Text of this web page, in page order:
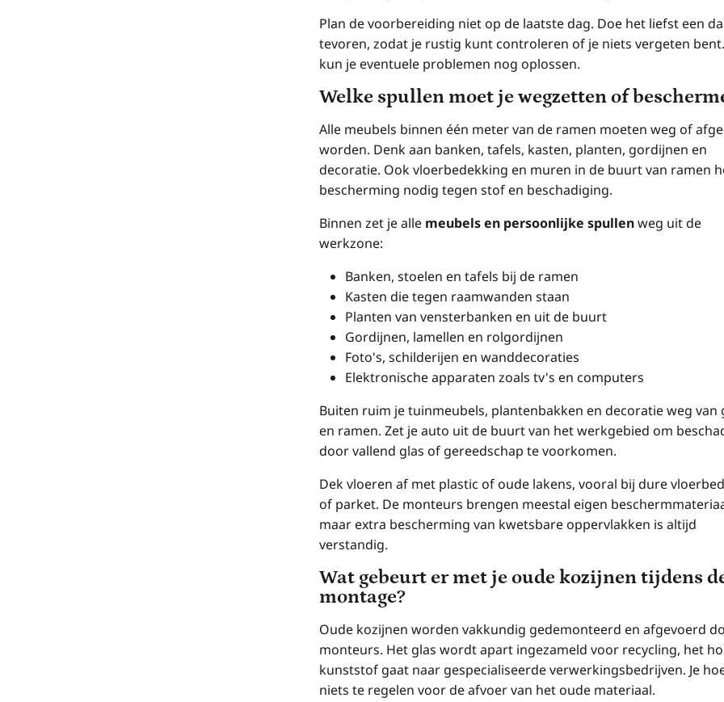
Plan de voorbereiding niet op de laatste dag. Doe het liefst een
tevoren, zodat je rustig kunt controleren of je niets vergeten
kun je eventuele problemen nog oplossen.
Welke spullen moet je wegzetten of
Alle meubels binnen één meter van de ramen moeten weg of
worden. Denk aan banken, tafels, kasten, planten, gordijnen en
decoratie. Ook vloerbedekking en muren in de buurt van ramen
bescherming nodig tegen stof en beschadiging.
Binnen zet je alle meubels en persoonlijke spullenweg uit de
werkzone:
Banken, stoelen en tafels bij de ramen
Kasten die tegen raamwanden staan
Planten van vensterbanken en uit de buurt
Gordijnen, lamellen en rolgordijnen
Foto's, schilderijen en wanddecoraties
Elektronische apparaten zoals tv's en computers
Buiten ruim je tuinmeubels, plantenbakken en decoratie weg van
en ramen. Zet je auto uit de buurt van het werkgebied om
door vallend glas of gereedschap te voorkomen.
Dek vloeren af met plastic of oude lakens, vooral bij dure
of parket. De monteurs brengen meestal eigen
maar extra bescherming van kwetsbare oppervlakken is altijd
verstandig.
Wat gebeurt er met je oude kozijnen tijdens
montage?
Oude kozijnen worden vakkundig gedemonteerd en afgevoerd
monteurs. Het glas wordt apart ingezameld voor recycling, het
kunststof gaat naar gespecialiseerde verwerkingsbedrijven. Je
niets te regelen voor de afvoer van het oude materiaal.